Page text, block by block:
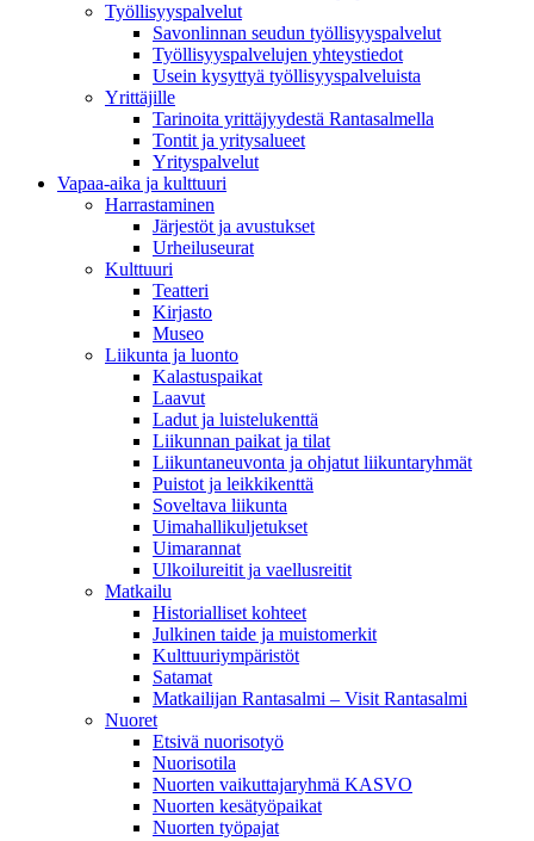
Työllisyyspalvelut
Savonlinnan seudun työllisyyspalvelut
Työllisyyspalvelujen yhteystiedot
Usein kysyttyä työllisyyspalveluista
Yrittäjille
Tarinoita yrittäjyydestä Rantasalmella
Tontit ja yritysalueet
Yrityspalvelut
Vapaa-aika ja kulttuuri
Harrastaminen
Järjestöt ja avustukset
Urheiluseurat
Kulttuuri
Teatteri
Kirjasto
Museo
Liikunta ja luonto
Kalastuspaikat
Laavut
Ladut ja luistelukenttä
Liikunnan paikat ja tilat
Liikuntaneuvonta ja ohjatut liikuntaryhmät
Puistot ja leikkikenttä
Soveltava liikunta
Uimahallikuljetukset
Uimarannat
Ulkoilureitit ja vaellusreitit
Matkailu
Historialliset kohteet
Julkinen taide ja muistomerkit
Kulttuuriympäristöt
Satamat
Matkailijan Rantasalmi – Visit Rantasalmi
Nuoret
Etsivä nuorisotyö
Nuorisotila
Nuorten vaikuttajaryhmä KASVO
Nuorten kesätyöpaikat
Nuorten työpajat